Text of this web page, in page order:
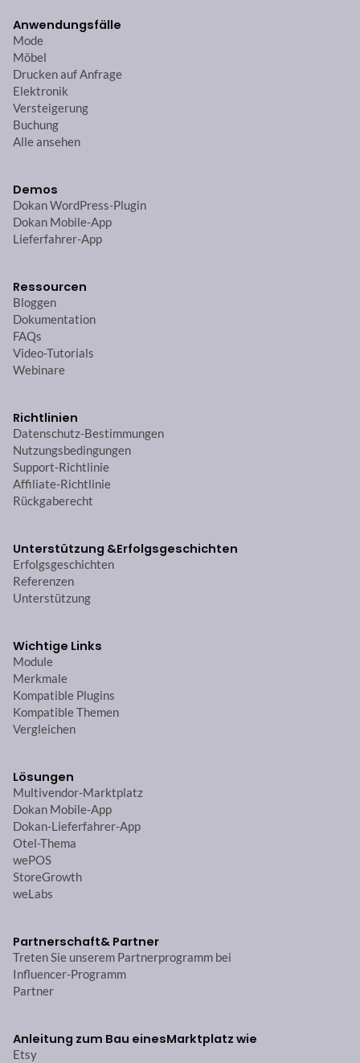
Anwendungsfälle
Mode
Möbel
Drucken auf Anfrage
Elektronik
Versteigerung
Buchung
Alle ansehen
Demos
Dokan WordPress-Plugin
Dokan Mobile-App
Lieferfahrer-App
Ressourcen
Bloggen
Dokumentation
FAQs
Video-Tutorials
Webinare
Richtlinien
Datenschutz-Bestimmungen
Nutzungsbedingungen
Support-Richtlinie
Affiliate-Richtlinie
Rückgaberecht
Unterstützung &Erfolgsgeschichten
Erfolgsgeschichten
Referenzen
Unterstützung
Wichtige Links
Module
Merkmale
Kompatible Plugins
Kompatible Themen
Vergleichen
Lösungen
Multivendor-Marktplatz
Dokan Mobile-App
Dokan-Lieferfahrer-App
Otel-Thema
wePOS
StoreGrowth
weLabs
Partnerschaft& Partner
Treten Sie unserem Partnerprogramm bei
Influencer-Programm
Partner
Anleitung zum Bau einesMarktplatz wie
Etsy